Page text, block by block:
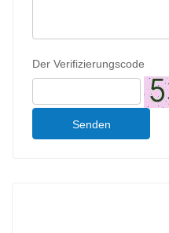
Der Verifizierungscode
Senden